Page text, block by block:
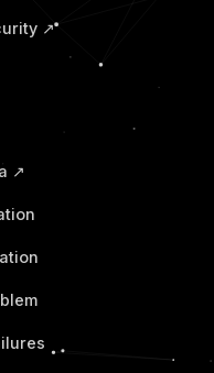
↗
↗